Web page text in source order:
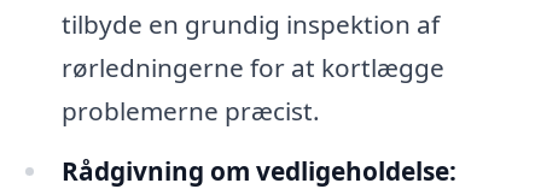
tilbyde en grundig inspektion af
rørledningerne for at kortlægge
problemerne præcist.
Rådgivning om vedligeholdelse: